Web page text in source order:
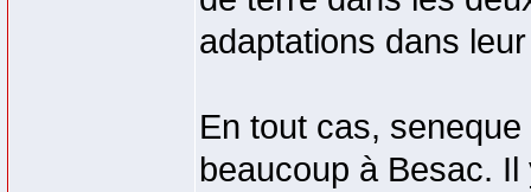
adaptations dans
En tout cas,
beaucoup à Besac.